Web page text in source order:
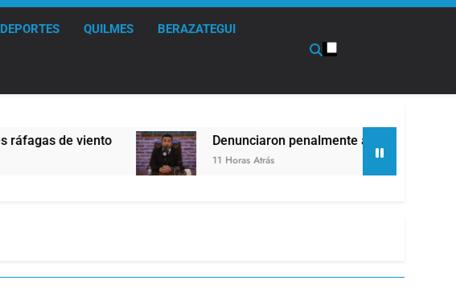
DEPORTES QUILMES BERAZATEGUI
Denunciaron penalmente al abogado libertario que propuso tirar
11 Horas Atrás